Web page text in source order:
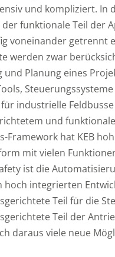
und kompliziert. In
funktionale Teil der
voneinander getrennt
werden zwar
Planung eines
industrielle
und
Framework hat KEB
mit vielen
ist die
integrierten
Teil für die
Teil der
daraus viele neue